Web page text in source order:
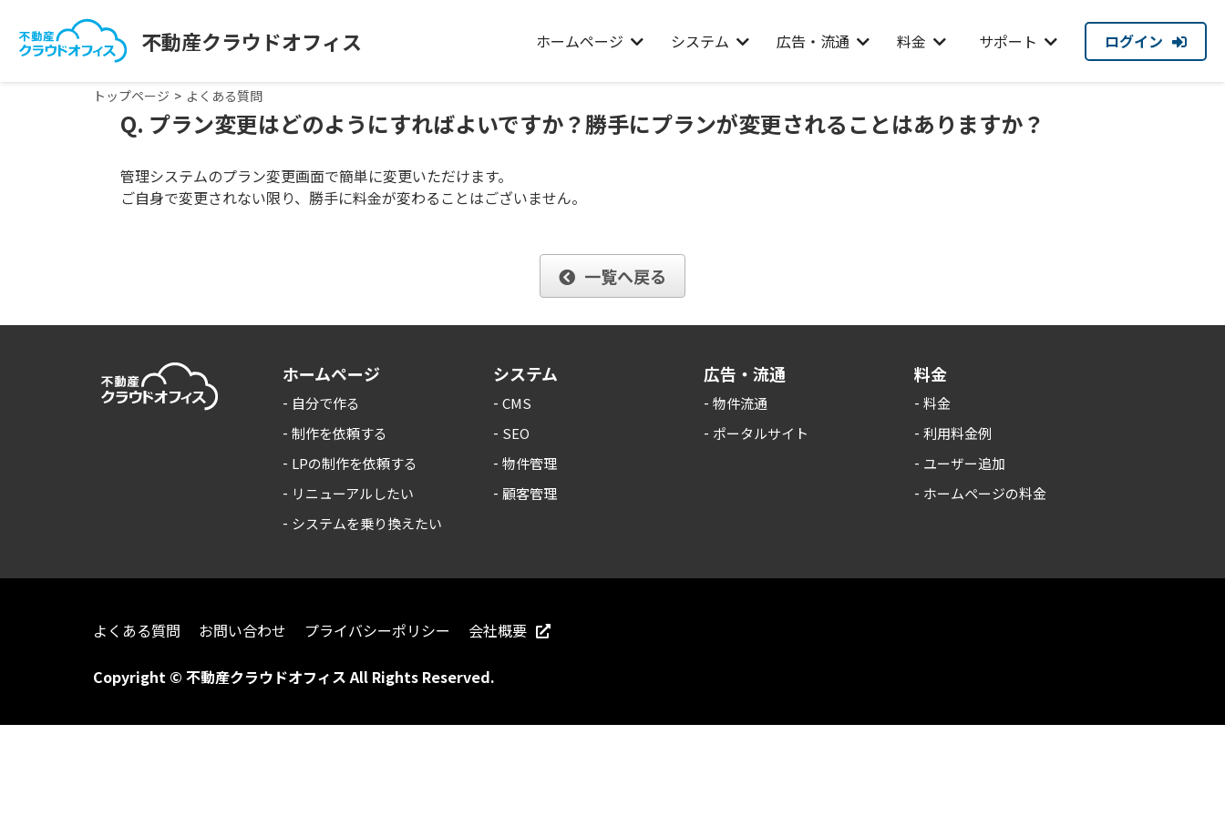
不動産クラウドオフィス ホームページ システム 広告・流通 料金 サポート ログイン
トップページ よくある質問
Q. プラン変更はどのようにすればよいですか？勝手にプランが変更されることはありますか？
管理システムのプラン変更画面で簡単に変更いただけます。
ご自身で変更されない限り、勝手に料金が変わることはございません。
一覧へ戻る
ホームページ
自分で作る
制作を依頼する
LPの制作を依頼する
リニューアルしたい
システムを乗り換えたい
システム
CMS
SEO
物件管理
顧客管理
広告・流通
物件流通
ポータルサイト
料金
料金
利用料金例
ユーザー追加
ホームページの料金
よくある質問 お問い合わせ プライバシーポリシー 会社概要
Copyright © 不動産クラウドオフィス All Rights Reserved.